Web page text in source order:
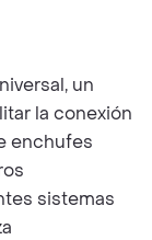
un
la conexión
enchufes
sistemas